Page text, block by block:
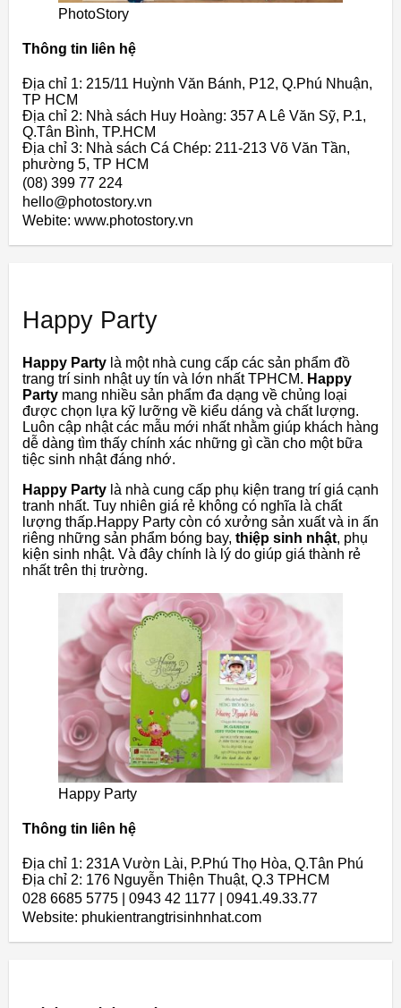
PhotoStory
Thông tin liên hệ
Địa chỉ 1: 215/11 Huỳnh Văn Bánh, P12, Q.Phú Nhuận,
TP HCM
Địa chỉ 2: Nhà sách Huy Hoàng: 357 A Lê Văn Sỹ, P.1,
Q.Tân Bình, TP.HCM
Địa chỉ 3: Nhà sách Cá Chép: 211-213 Võ Văn Tần,
phường 5, TP HCM
(08) 399 77 224
hello@photostory.vn
Webite: www.photostory.vn
Happy Party
Happy Party là một nhà cung cấp các sản phẩm đồ
trang trí sinh nhật uy tín và lớn nhất TPHCM. Happy
Party mang nhiều sản phẩm đa dạng về chủng loại
được chọn lựa kỹ lưỡng về kiểu dáng và chất lượng.
Luôn cập nhật các mẫu mới nhất nhằm giúp khách hàng
dễ dàng tìm thấy chính xác những gì cần cho một bữa
tiệc sinh nhật đáng nhớ.
Happy Party là nhà cung cấp phụ kiện trang trí giá cạnh
tranh nhất. Tuy nhiên giá rẻ không có nghĩa là chất
lượng thấp.Happy Party còn có xưởng sản xuất và in ấn
riêng những sản phẩm bóng bay, thiệp sinh nhật, phụ
kiện sinh nhật. Và đây chính là lý do giúp giá thành rẻ
nhất trên thị trường.
Happy Party
Thông tin liên hệ
Địa chỉ 1: 231A Vườn Lài, P.Phú Thọ Hòa, Q.Tân Phú
Địa chỉ 2: 176 Nguyễn Thiện Thuật, Q.3 TPHCM
028 6685 5775 | 0943 42 1177 | 0941.49.33.77
Website: phukientrangtrisinhnhat.com